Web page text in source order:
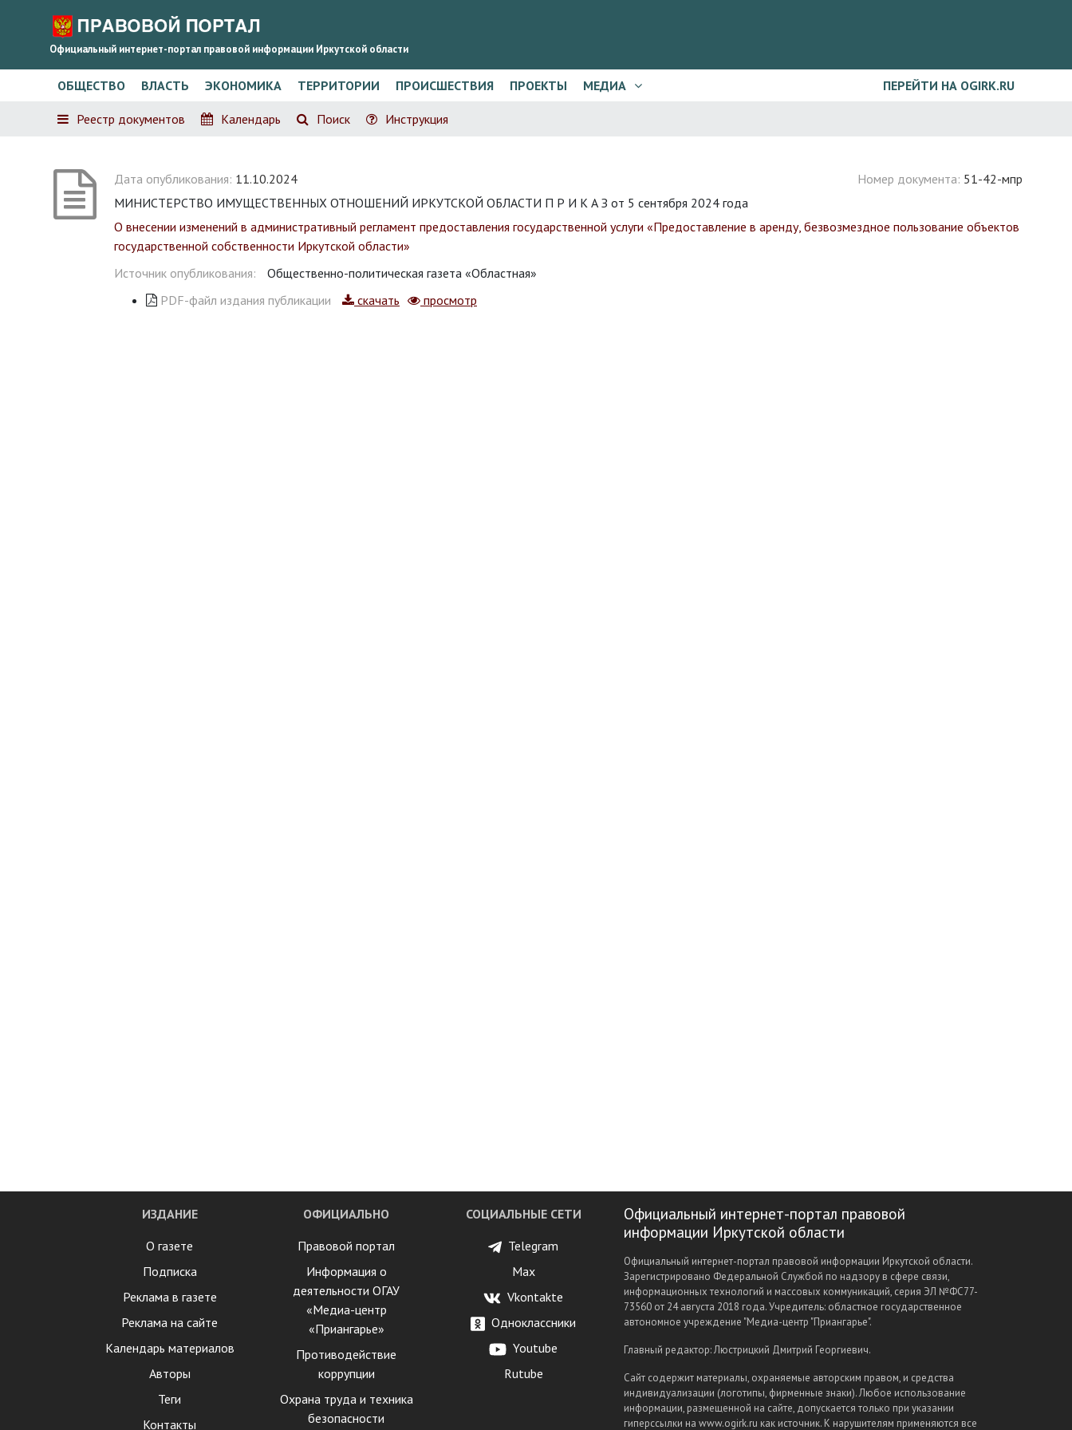
Официальный интернет-портал правовой информации Иркутской области
ОБЩЕСТВО ВЛАСТЬ ЭКОНОМИКА ТЕРРИТОРИИ ПРОИСШЕСТВИЯ ПРОЕКТЫ МЕДИА ПЕРЕЙТИ НА OGIRK.RU
Реестр документов Календарь Поиск Инструкция
Дата опубликования: 11.10.2024 Номер документа: 51-42-мпр
МИНИСТЕРСТВО ИМУЩЕСТВЕННЫХ ОТНОШЕНИЙ ИРКУТСКОЙ ОБЛАСТИ П Р И К А З от 5 сентября 2024 года
О внесении изменений в административный регламент предоставления государственной услуги «Предоставление в аренду, безвозмездное пользование объектов
государственной собственности Иркутской области»
Источник опубликования:
Общественно-политическая газета «Областная»
PDF-файл издания публикации
скачать просмотр
ИЗДАНИЕ
О газете
Подписка
Реклама в газете
Реклама на сайте
Календарь материалов
Авторы
Теги
Контакты
ОФИЦИАЛЬНО
Правовой портал
Информация о
деятельности ОГАУ
«Медиа-центр
«Приангарье»
Противодействие
коррупции
Охрана труда и техника
безопасности
СОЦИАЛЬНЫЕ СЕТИ
Telegram
Max
Vkontakte
Одноклассники
Youtube
Rutube
Официальный интернет-портал правовой
информации Иркутской области
Официальный интернет-портал правовой информации Иркутской области.
Зарегистрировано Федеральной Службой по надзору в сфере связи,
информационных технологий и массовых коммуникаций, серия ЭЛ №ФС77-
73560 от 24 августа 2018 года. Учредитель: областное государственное
автономное учреждение "Медиа-центр "Приангарье".
Главный редактор: Люстрицкий Дмитрий Георгиевич.
Сайт содержит материалы, охраняемые авторским правом, и средства
индивидуализации (логотипы, фирменные знаки). Любое использование
информации, размещенной на сайте, допускается только при указании
гиперссылки на www.ogirk.ru как источник. К нарушителям применяются все